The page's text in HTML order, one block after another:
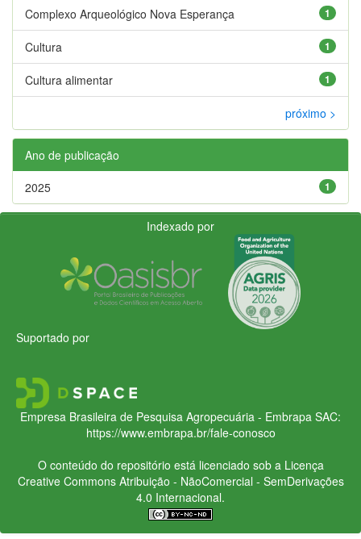
1
Complexo Arqueológico Nova Esperança
1
Cultura
1
Cultura alimentar
próximo >
Ano de publicação
1
2025
Indexado por
Suportado por
Empresa Brasileira de Pesquisa Agropecuária - Embrapa SAC:
https://www.embrapa.br/fale-conosco
O conteúdo do repositório está licenciado sob a Licença
Creative CommonsAtribuição - NãoComercial - SemDerivações
4.0 Internacional.